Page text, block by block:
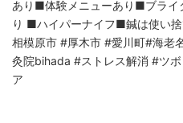
あり■体験メニューあり■ブライ
り ■ハイパーナイフ■鍼は使い
相模原市 #厚木市 #愛川町#海老
灸院bihada #ストレス解消 #ツ
ア